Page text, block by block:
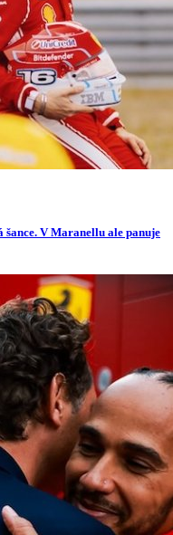
šance. V Maranellu ale panuje